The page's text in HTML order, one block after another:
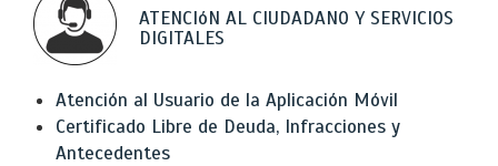
ATENCIóN AL CIUDADANO Y SERVICIOS
DIGITALES
Atención al Usuario de la Aplicación Móvil
Certificado Libre de Deuda, Infracciones y
Antecedentes